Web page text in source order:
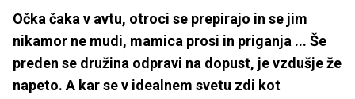
Očka čaka v avtu, otroci se prepirajo in se jim
nikamor ne mudi, mamica prosi in priganja ... Še
preden se družina odpravi na dopust, je vzdušje že
napeto. A kar se v idealnem svetu zdi kot